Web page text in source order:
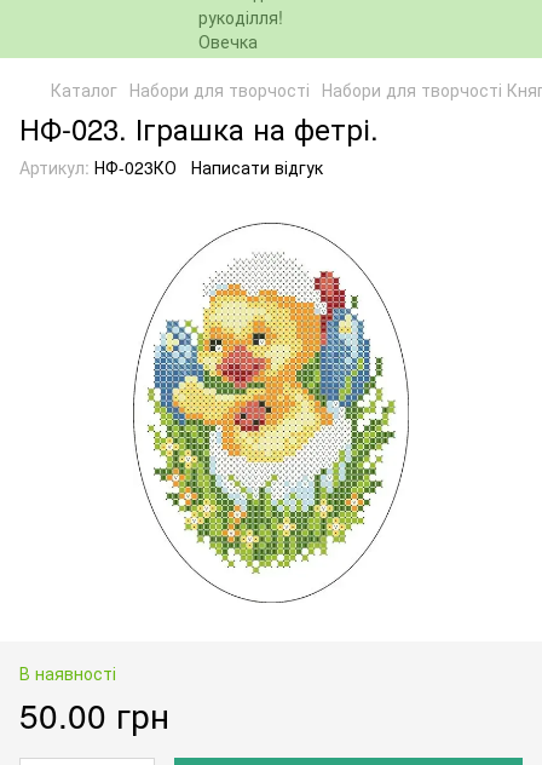
Каталог Набори для творчості Набори для творчості
НФ-023. Іграшка на фетрі.
Артикул: НФ-023КО Написати відгук
В наявності
50.00 грн